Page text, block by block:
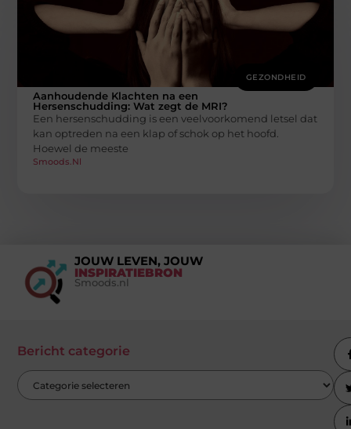
GEZONDHEID
Aanhoudende Klachten na een
Hersenschudding: Wat zegt de MRI?
Een hersenschudding is een veelvoorkomend letsel dat
kan optreden na een klap of schok op het hoofd.
Hoewel de meeste
Smoods.nl
JOUW LEVEN, JOUW
INSPIRATIEBRON
Smoods.nl
Bericht categorie